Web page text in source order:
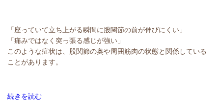
「座っていて立ち上がる瞬間に股関節の前が伸びにくい」
「痛みではなく突っ張る感じが強い」
このような症状は、股関節の奥や周囲筋肉の状態と関係している
ことがあります。
続きを読む